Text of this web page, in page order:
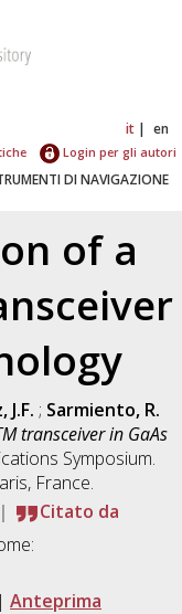
it en
Login per gli autori
DI NAVIGAZIONE
of a
J.F. ; Sarmiento, R.
transceiver in GaAs
Symposium.
France.
Citato da
| Anteprima